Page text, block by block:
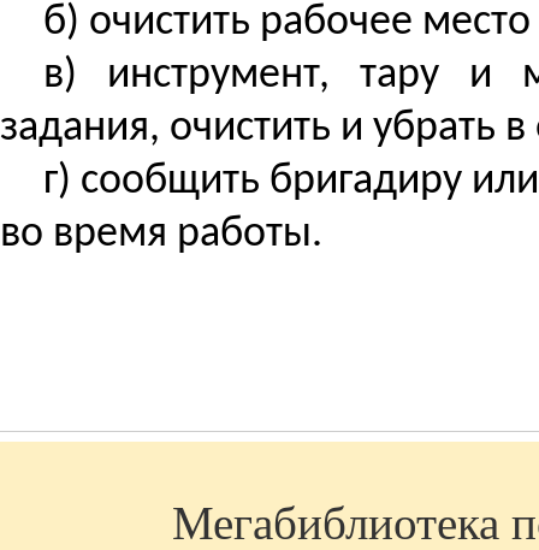
б) очистить рабочее
в) инструмент, тару и
задания, очистить и убрать
г) сообщить бригадиру
во время работы.
Мегабиблиотека